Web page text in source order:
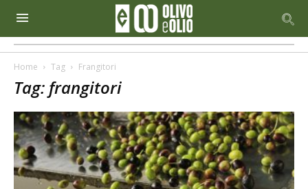
Home Tag Frangitori
Tag: frangitori